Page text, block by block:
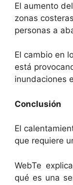
El aumento
zonas
personas a
El cambio en
está
inundaciones
Conclusión
El
que requiere
WebTe
qué es una